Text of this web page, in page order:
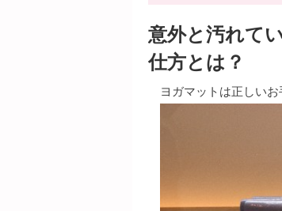
意外と汚れて
仕方とは？
ヨガマットは正しい